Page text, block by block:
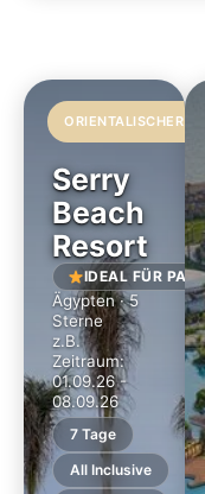
ORIENTALISCHER
Serry
Beach
Resort
IDEAL FÜR
Ägypten · 5
Sterne
z.B.
Zeitraum:
01.09.26 -
08.09.26
7 Tage
All Inclusive